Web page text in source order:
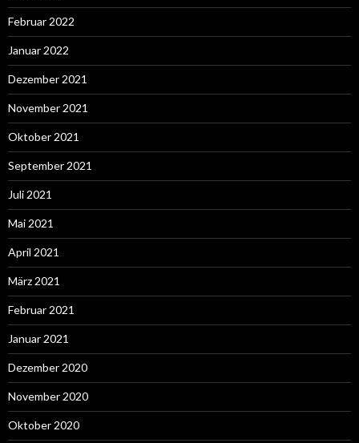
Februar 2022
Januar 2022
Dezember 2021
November 2021
Oktober 2021
September 2021
Juli 2021
Mai 2021
April 2021
März 2021
Februar 2021
Januar 2021
Dezember 2020
November 2020
Oktober 2020